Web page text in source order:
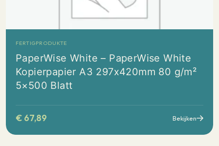
FERTIGPRODUKTE
PaperWise White – PaperWise White
Kopierpapier A3 297x420mm 80 g/m²
5×500 Blatt
€ 67,89 Bekijken